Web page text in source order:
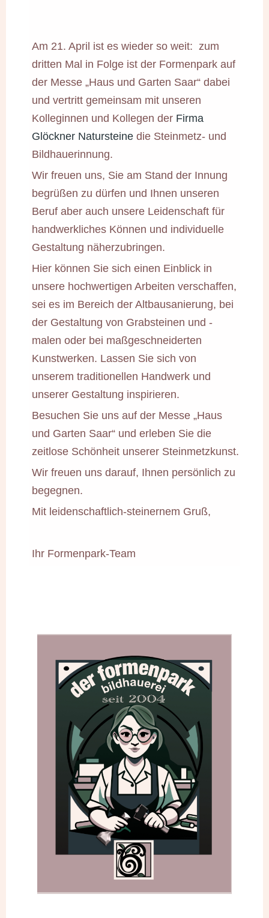
Am 21. April ist es wieder so weit: zum
dritten Mal in Folge ist der Formenpark auf
der Messe „Haus und Garten Saar“ dabei
und vertritt gemeinsam mit unseren
Kolleginnen und Kollegen der Firma
Glöckner Natursteinedie Steinmetz- und
Bildhauerinnung.
Wir freuen uns, Sie am Stand der Innung
begrüßen zu dürfen und Ihnen unseren
Beruf aber auch unsere Leidenschaft für
handwerkliches Können und individuelle
Gestaltung näherzubringen.
Hier können Sie sich einen Einblick in
unsere hochwertigen Arbeiten verschaffen,
sei es im Bereich der Altbausanierung, bei
der Gestaltung von Grabsteinen und -
malen oder bei maßgeschneiderten
Kunstwerken. Lassen Sie sich von
unserem traditionellen Handwerk und
unserer Gestaltung inspirieren.
Besuchen Sie uns auf der Messe „Haus
und Garten Saar“ und erleben Sie die
zeitlose Schönheit unserer Steinmetzkunst.
Wir freuen uns darauf, Ihnen persönlich zu
begegnen.
Mit leidenschaftlich-steinernem Gruß,
Ihr Formenpark-Team